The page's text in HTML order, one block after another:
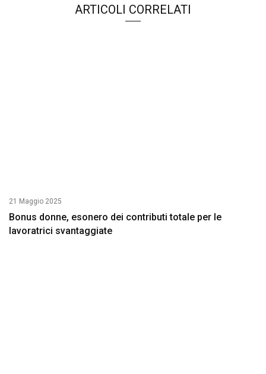
ARTICOLI CORRELATI
21 Maggio 2025
Bonus donne, esonero dei contributi totale per le
lavoratrici svantaggiate